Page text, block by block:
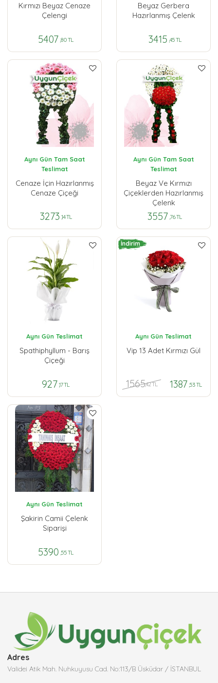
Kırmızı Beyaz Cenaze
Çelengi
5407 ,80 TL
Beyaz Gerbera
Hazırlanmış Çelenk
3415 ,45 TL
Aynı Gün Tam Saat
Teslimat
Cenaze İçin Hazırlanmış
Cenaze Çiçeği
3273 ,14 TL
Aynı Gün Tam Saat
Teslimat
Beyaz Ve Kırmızı
Çiçeklerden Hazırlanmış
Çelenk
3557 ,76 TL
Aynı Gün Teslimat
Spathiphyllum - Barış
Çiçeği
927 ,17 TL
İndirim
Aynı Gün Teslimat
Vip 13 Adet Kırmızı Gül
1565,42 TL 1387 ,53 TL
Aynı Gün Teslimat
Şakirin Camii Çelenk
Siparişi
5390 ,55 TL
Adres
Validei Atik Mah. Nuhkuyusu Cad. No:113/B Üsküdar / İSTANBUL